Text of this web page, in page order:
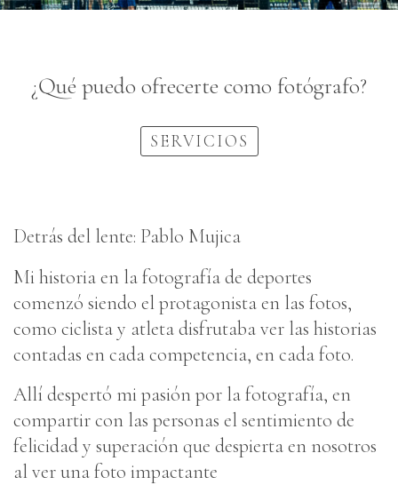
¿Qué puedo ofrecerte como fotógrafo?
SERVICIOS
Detrás del lente: Pablo Mujica
Mi historia en la fotografía de deportes
comenzó siendo el protagonista en las fotos,
como ciclista y atleta disfrutaba ver las historias
contadas en cada competencia, en cada foto.
Allí despertó mi pasión por la fotografía, en
compartir con las personas el sentimiento de
felicidad y superación que despierta en nosotros
al ver una foto impactante